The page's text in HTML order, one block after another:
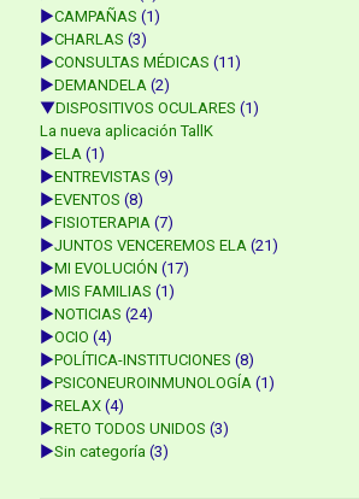
►CAMPAÑAS (1)
►CHARLAS (3)
►CONSULTAS MÉDICAS (11)
►DEMANDELA (2)
▼DISPOSITIVOS OCULARES (1)
La nueva aplicación TallK
►ELA (1)
►ENTREVISTAS (9)
►EVENTOS (8)
►FISIOTERAPIA (7)
►JUNTOS VENCEREMOS ELA (21)
►MI EVOLUCIÓN (17)
►MIS FAMILIAS (1)
►NOTICIAS (24)
►OCIO (4)
►POLÍTICA-INSTITUCIONES (8)
►PSICONEUROINMUNOLOGÍA (1)
►RELAX (4)
►RETO TODOS UNIDOS (3)
►Sin categoría (3)